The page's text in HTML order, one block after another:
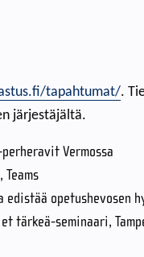
tapahtumat/.
järjestäjältä.
Vermossa
opetushevosen
tärkeä-seminaari,